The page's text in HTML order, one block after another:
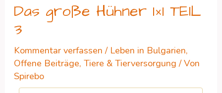
Das große Hühner 1×1 TEIL
3
Kommentar verfassen / Leben in Bulgarien,
Offene Beiträge,Tiere & Tierversorgung / Von
Spirebo